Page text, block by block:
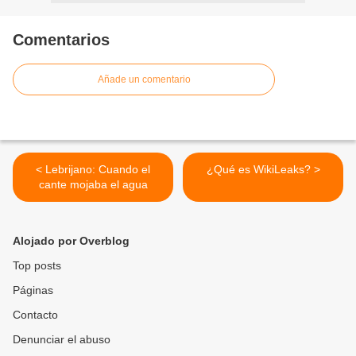
Comentarios
Añade un comentario
< Lebrijano: Cuando el
cante mojaba el agua
¿Qué es WikiLeaks? >
Alojado por Overblog
Top posts
Páginas
Contacto
Denunciar el abuso